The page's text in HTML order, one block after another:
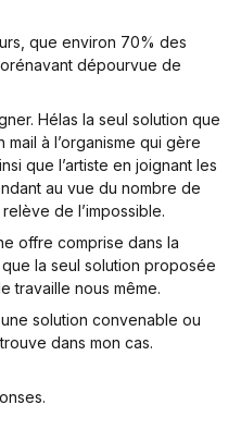
que environ 70% des
dépourvue de
Hélas la seul solution que
à l’organisme qui gère
que l’artiste en joignant les
au vue du nombre de
de l’impossible.
offre comprise dans la
la seul solution proposée
travaille nous même.
solution convenable ou
dans mon cas.